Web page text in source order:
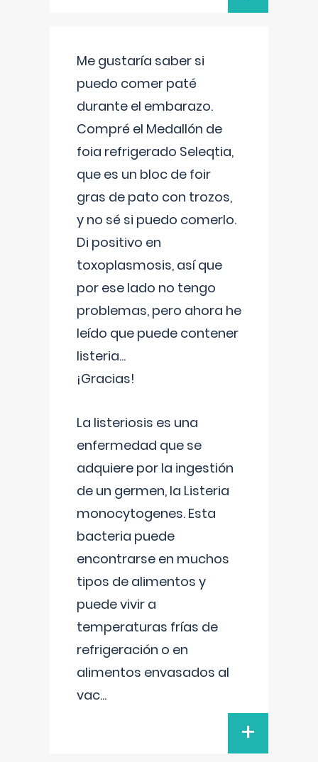
Me gustaría saber si
puedo comer paté
durante el embarazo.
Compré el Medallón de
foia refrigerado Seleqtia,
que es un bloc de foir
gras de pato con trozos,
y no sé si puedo comerlo.
Di positivo en
toxoplasmosis, así que
por ese lado no tengo
problemas, pero ahora he
leído que puede contener
listeria...
¡Gracias!
La listeriosis es una
enfermedad que se
adquiere por la ingestión
de un germen, la Listeria
monocytogenes. Esta
bacteria puede
encontrarse en muchos
tipos de alimentos y
puede vivir a
temperaturas frías de
refrigeración o en
alimentos envasados al
vac...
+